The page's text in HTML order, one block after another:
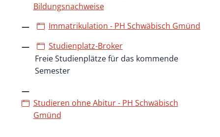
Bildungsnachweise
Immatrikulation - PH Schwäbisch Gmünd
Studienplatz-Broker
Freie Studienplätze für das kommende
Semester
Studieren ohne Abitur - PH Schwäbisch
Gmünd